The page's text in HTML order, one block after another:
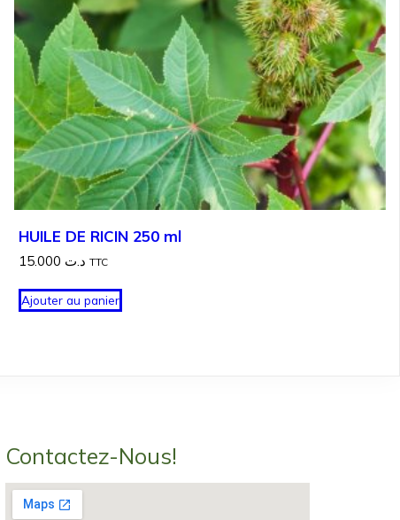
HUILE DE RICIN 250 ml
د.ت TTC
Ajouter au panier
Contactez-Nous!